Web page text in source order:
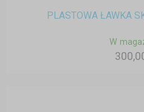
PLASTOWA ŁAWKA
W